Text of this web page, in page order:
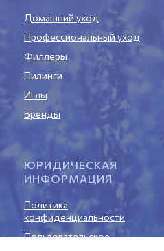
Домашний уход
Профессиональный уход
Филлеры
Пилинги
Иглы
Бренды
ЮРИДИЧЕСКАЯ
ИНФОРМАЦИЯ
Политика
конфиденциальности
Пользовательское